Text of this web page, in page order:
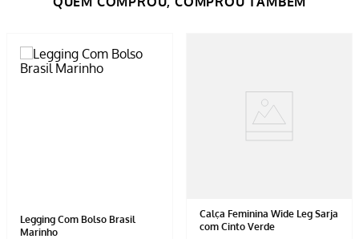
Legging Com Bolso Brasil
Marinho
Calça Feminina Wide Leg Sarja
com Cinto Verde